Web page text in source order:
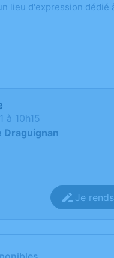
d'expression dédié
à 10h15
Draguignan
Je